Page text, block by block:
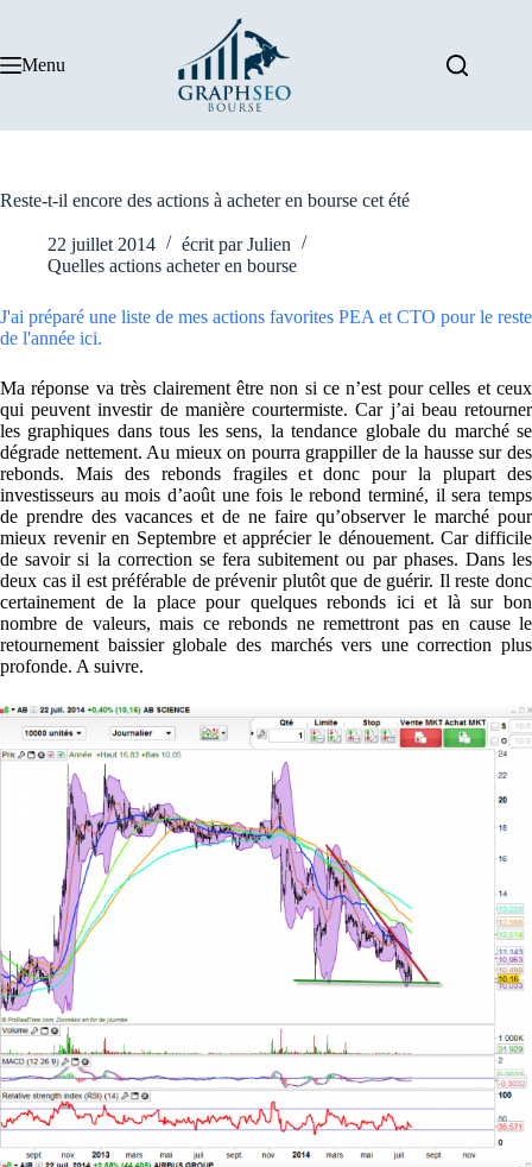
Menu
Reste-t-il encore des actions à acheter en bourse cet été
22 juillet 2014 écrit par Julien
Quelles actions acheter en bourse
J'ai préparé une liste de mes actions favorites PEA et CTO pour le reste
de l'année ici.
Ma réponse va très clairement être non si ce n’est pour celles et ceux
qui peuvent investir de manière courtermiste. Car j’ai beau retourner
les graphiques dans tous les sens, la tendance globale du marché se
dégrade nettement. Au mieux on pourra grappiller de la hausse sur des
rebonds. Mais des rebonds fragiles et donc pour la plupart des
investisseurs au mois d’août une fois le rebond terminé, il sera temps
de prendre des vacances et de ne faire qu’observer le marché pour
mieux revenir en Septembre et apprécier le dénouement. Car difficile
de savoir si la correction se fera subitement ou par phases. Dans les
deux cas il est préférable de prévenir plutôt que de guérir. Il reste donc
certainement de la place pour quelques rebonds ici et là sur bon
nombre de valeurs, mais ce rebonds ne remettront pas en cause le
retournement baissier globale des marchés vers une correction plus
profonde. A suivre.